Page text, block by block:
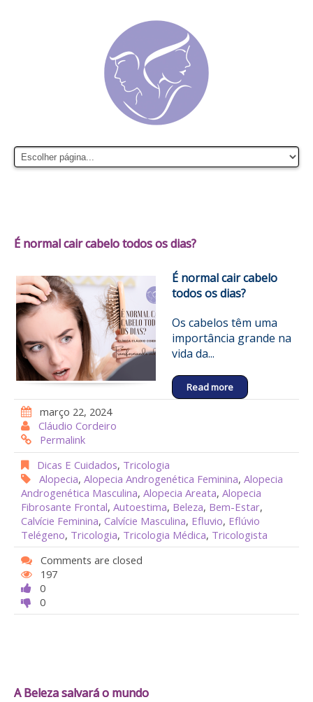
É normal cair cabelo todos os dias?
É normal cair cabelo
todos os dias?
Os cabelos têm uma
importância grande na
vida da...
Read more
março 22, 2024
Cláudio Cordeiro
Permalink
Dicas E Cuidados, Tricologia
Alopecia, Alopecia Androgenética Feminina, Alopecia
Androgenética Masculina, Alopecia Areata, Alopecia
Fibrosante Frontal, Autoestima, Beleza, Bem-Estar,
Calvície Feminina, Calvície Masculina, Efluvio, Eflúvio
Telégeno, Tricologia, Tricologia Médica, Tricologista
Comments are closed
197
0
0
A Beleza salvará o mundo